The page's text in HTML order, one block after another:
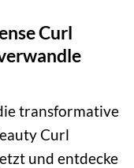
Curl
transformative
Curl
und entdecke